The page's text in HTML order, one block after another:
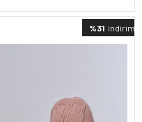
%31 indirimli